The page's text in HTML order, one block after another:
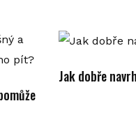
Jak dobře